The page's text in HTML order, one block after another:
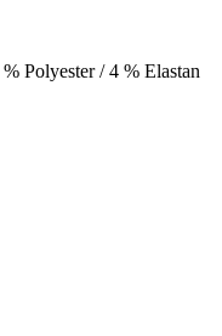
Polyester / 4 % Elastan